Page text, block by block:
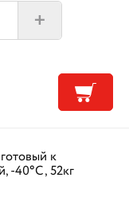
+
к
-40°С, 52кг